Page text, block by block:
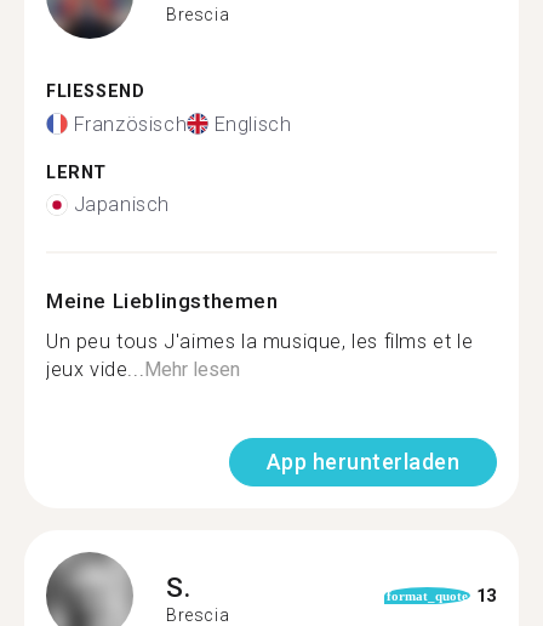
Brescia
FLIESSEND
Französisch Englisch
LERNT
Japanisch
Meine Lieblingsthemen
Un peu tous J'aimes la musique, les films et le
jeux vide...Mehr lesen
App herunterladen
S.
Brescia
format_quote 13